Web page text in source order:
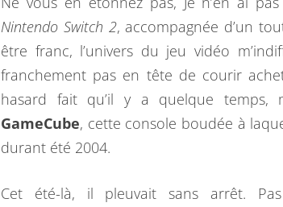
N
T
A
I
E
Nintendo Switch 2, accompagnée d’un
être franc, l’univers du jeu vidéo
franchement pas en tête de courir
hasard fait qu’il y a quelque temps,
GameCube, cette console boudée à
durant été 2004.
Cet été-là, il pleuvait sans arrêt.